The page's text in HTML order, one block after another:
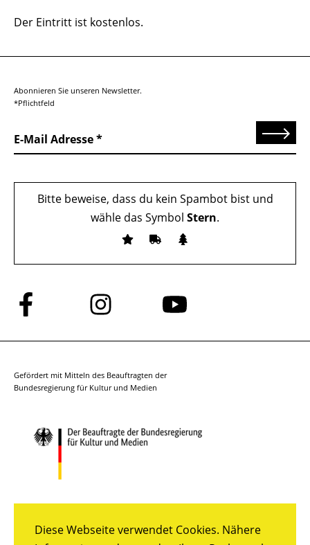
Diese Webseite verwendet Cookies. Nähere
Der Eintritt ist kostenlos.
Abonnieren Sie unseren Newsletter.
*Pflichtfeld
E-Mail Adresse Senden
Bitte beweise, dass du kein Spambot bist und
wähle das Symbol Stern.
Folge
uns
auf
Folge
uns
auf
Folge
auf
Gefördert mit Mitteln des Beauftragten der
Bundesregierung für Kultur und Medien